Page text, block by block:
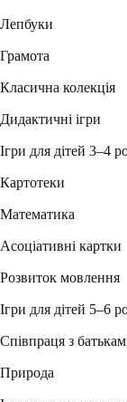
Лепбуки
Грамота
Класична колекція
Дидактичні ігри
Ігри для дітей 3–4
Картотеки
Математика
Асоціативні картки
Розвиток мовлення
Ігри для дітей 5–6
Співпраця з
Природа